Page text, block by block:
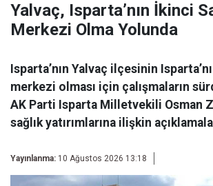
Yalvaç, Isparta’nın İkinci
Merkezi Olma Yolunda
Isparta’nın Yalvaç ilçesinin
merkezi olması için çalışmaların
AK Parti Isparta Milletvekili Osman
sağlık yatırımlarına ilişkin
Yayınlanma: 10 Ağustos 2026 13:18